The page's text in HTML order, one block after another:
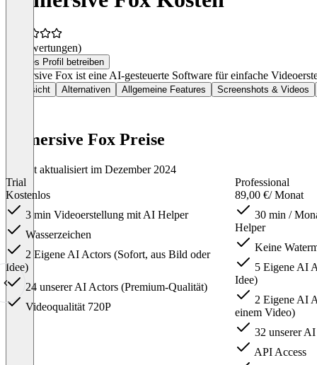
(0 Bewertungen)
Dieses Profil betreiben
Immersive Fox ist eine AI-gesteuerte Software für einfache
Übersicht Alternativen Allgemeine Features Screenshots & Videos
Immersive Fox Preise
Zuletzt aktualisiert im Dezember 2024
Trial
Kostenlos
3 min Videoerstellung mit AI Helper
Wasserzeichen
2 Eigene AI Actors (Sofort, aus Bild oder
Idee)
24 unserer AI Actors (Premium-Qualität)
Videoqualität 720P
Professional
89,00 €/ Monat
30 min /
Helper
Keine
5 Eigene AI
Idee)
2 Eigene AI
einem Video)
32 unserer
API Access